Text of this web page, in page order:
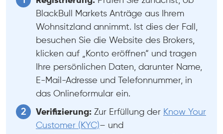
BlackBull Markets Anträge aus Ihrem
Wohnsitzland annimmt. Ist dies der Fall,
besuchen Sie die Website des Brokers,
klicken auf „Konto eröffnen“ und tragen
Ihre persönlichen Daten, darunter Name,
E-Mail-Adresse und Telefonnummer, in
das Onlineformular ein.
Verifizierung: Zur Erfüllung der Know Your
Customer (KYC)– und